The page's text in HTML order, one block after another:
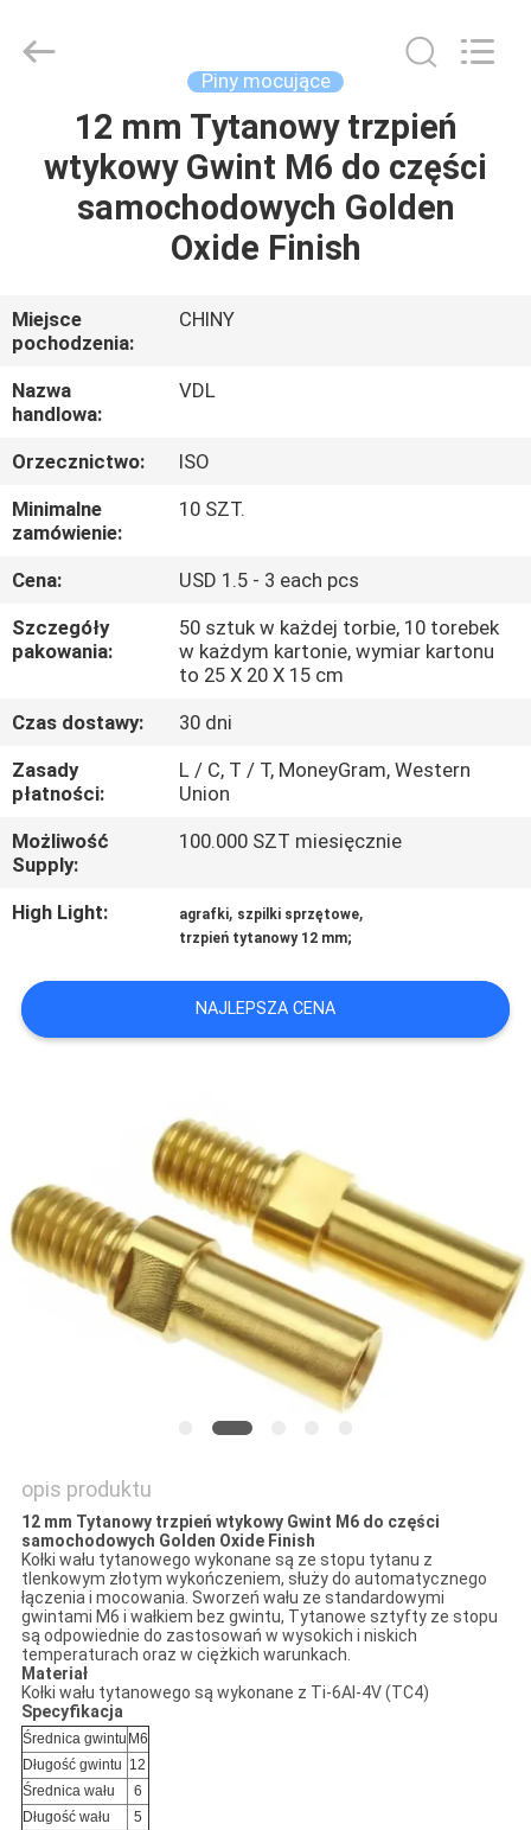
PRODUKTY
NAS
WYCIECZKA
PO
FABRYCE
KONTROLA
JAKOŚCI
SITEMAP
PRIVACY
POLICY
LTD.
Piny mocujące
12 mm Tytanowy trzpień
wtykowy Gwint M6 do części
samochodowych Golden
Oxide Finish
Miejsce
pochodzenia:
CHINY
Nazwa
handlowa:
VDL
Orzecznictwo:
ISO
Minimalne
zamówienie:
10 SZT.
Cena:
USD 1.5 - 3 each pcs
Szczegóły
pakowania:
50 sztuk w każdej torbie, 10 torebek
w każdym kartonie, wymiar kartonu
to 25 X 20 X 15 cm
Czas dostawy:
30 dni
Zasady
płatności:
L / C, T / T, MoneyGram, Western
Union
Możliwość
Supply:
100.000 SZT miesięcznie
High Light: agrafki, szpilki sprzętowe,
trzpień tytanowy 12 mm;
NAJLEPSZA CENA
opis produktu
12 mm Tytanowy trzpień wtykowy Gwint M6 do części
samochodowych Golden Oxide Finish
Kołki wału tytanowego wykonane są ze stopu tytanu z
tlenkowym złotym wykończeniem, służy do automatycznego
łączenia i mocowania. Sworzeń wału ze standardowymi
gwintami M6 i wałkiem bez gwintu, Tytanowe sztyfty ze stopu
są odpowiednie do zastosowań w wysokich i niskich
temperaturach oraz w ciężkich warunkach.
Materiał
Kołki wału tytanowego są wykonane z Ti-6Al-4V (TC4)
Specyfikacja
Średnica gwintu M6
Długość gwintu 12
Średnica wału
6
Długość wału
5